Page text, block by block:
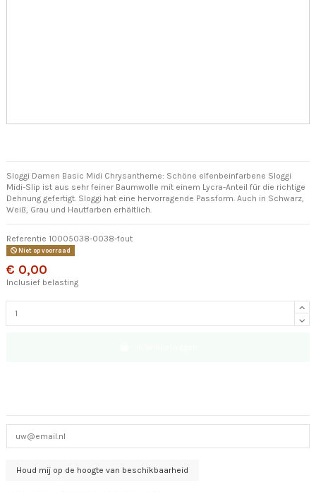
Sloggi Damen Basic Midi Chrysantheme: Schöne elfenbeinfarbene Sloggi
Midi-Slip ist aus sehr feiner Baumwolle mit einem Lycra-Anteil für die richtige
Dehnung gefertigt. Sloggi hat eine hervorragende Passform. Auch in Schwarz,
Weiß, Grau und Hautfarben erhältlich.
Referentie 10005038-0038-fout
Niet op voorraad
€ 0,00
Inclusief belasting